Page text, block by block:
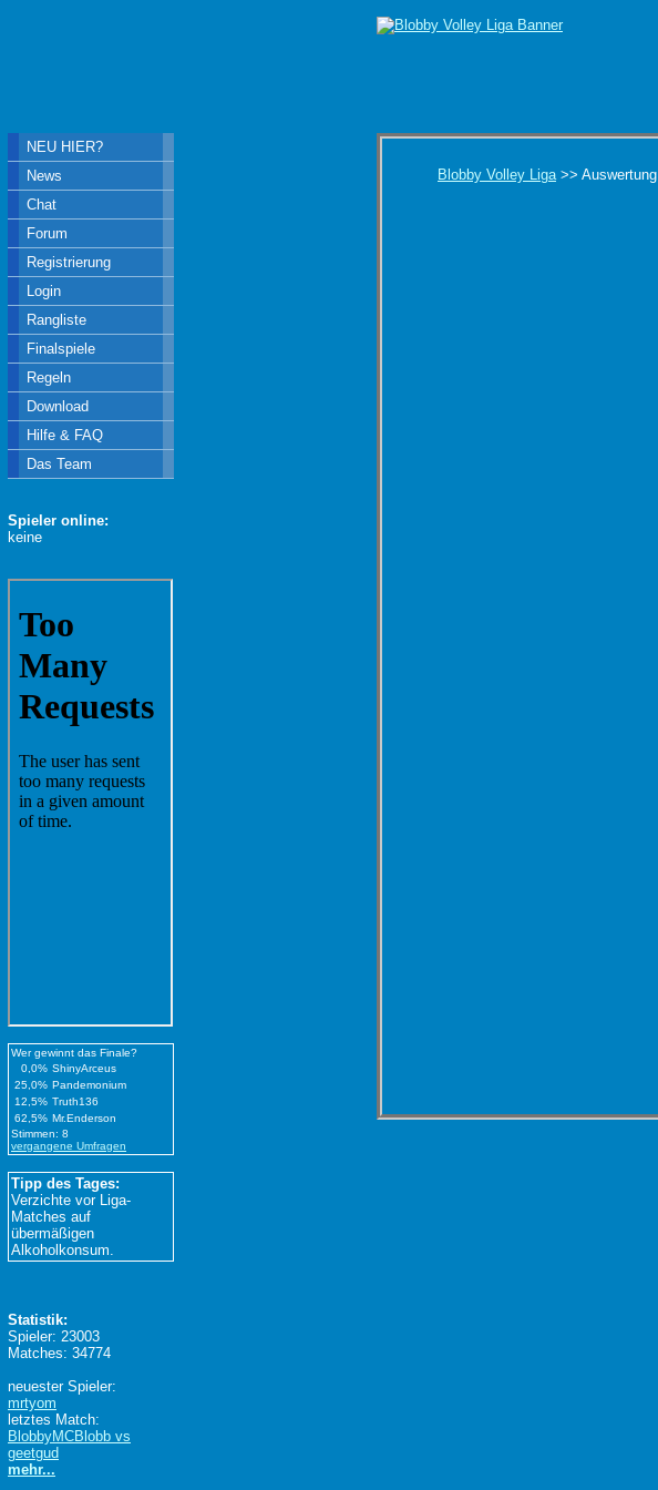
Blobby Volley Liga>> Auswertung
NEU HIER?
News
Chat
Forum
Registrierung
Login
Rangliste
Finalspiele
Regeln
Download
Hilfe & FAQ
Das Team
Spieler online:
keine
Wer gewinnt das Finale?
0,0% ShinyArceus
25,0% Pandemonium
12,5% Truth136
62,5% Mr.Enderson
Stimmen: 8
vergangene Umfragen
Tipp des Tages:
Verzichte vor Liga-
Matches auf
übermäßigen
Alkoholkonsum.
Statistik:
Spieler: 23003
Matches: 34774
neuester Spieler:
mrtyom
letztes Match:
BlobbyMCBlobb vs
geetgud
mehr...